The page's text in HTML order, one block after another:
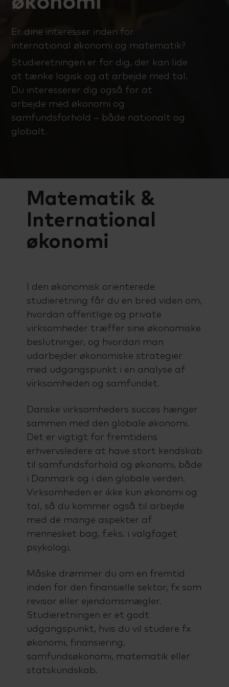
Er dine interesser inden for
international økonomi og matematik?
Studieretningen er for dig, der kan lide
at tænke logisk og at arbejde med tal.
Du interesserer dig også for at
arbejde med økonomi og
samfundsforhold – både nationalt og
globalt.
Matematik &
International
økonomi
I den økonomisk orienterede
studieretning får du en bred viden om,
hvordan offentlige og private
virksomheder træffer sine økonomiske
beslutninger, og hvordan man
udarbejder økonomiske strategier
med udgangspunkt i en analyse af
virksomheden og samfundet.
Danske virksomheders succes hænger
sammen med den globale økonomi.
Det er vigtigt for fremtidens
erhvervsledere at have stort kendskab
til samfundsforhold og økonomi, både
i Danmark og i den globale verden.
Virksomheden er ikke kun økonomi og
tal, så du kommer også til arbejde
med de mange aspekter af
mennesket bag, f.eks. i valgfaget
psykologi.
Måske drømmer du om en fremtid
inden for den finansielle sektor, fx som
revisor eller ejendomsmægler.
Studieretningen er et godt
udgangspunkt, hvis du vil studere fx
økonomi, finansiering,
samfundsøkonomi, matematik eller
statskundskab.
Ordblindeundervisning (OBU)
Talenttilbud